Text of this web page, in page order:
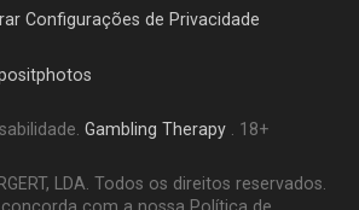
Configurações de Privacidade
Gambling Therapy. 18+
LDA. Todos os direitos reservados.